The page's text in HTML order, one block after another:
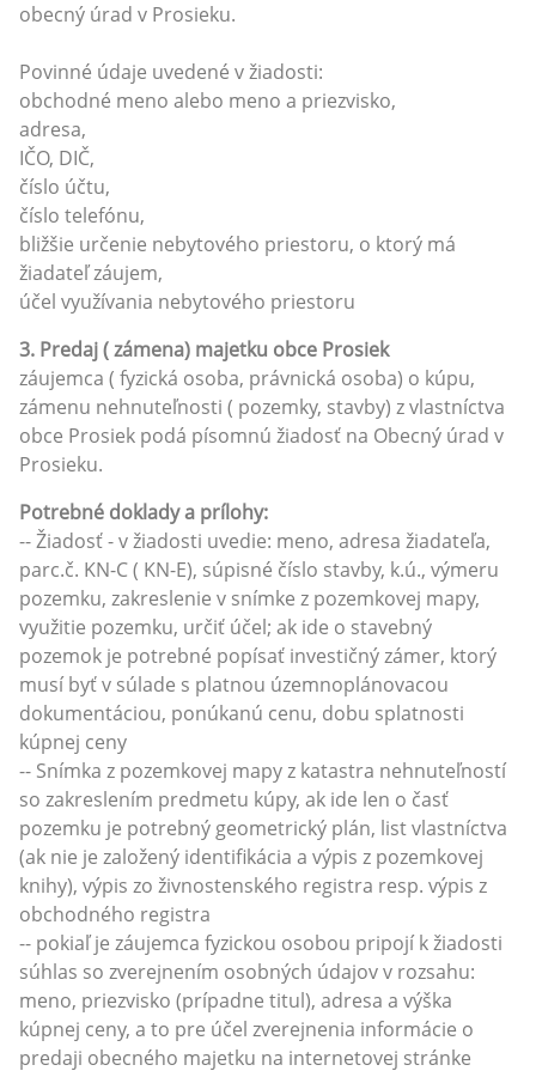
obecný úrad v Prosieku.
Povinné údaje uvedené v žiadosti:
obchodné meno alebo meno a priezvisko,
adresa,
IČO, DIČ,
číslo účtu,
číslo telefónu,
bližšie určenie nebytového priestoru, o ktorý má
žiadateľ záujem,
účel využívania nebytového priestoru
3. Predaj ( zámena) majetku obce Prosiek
záujemca ( fyzická osoba, právnická osoba) o kúpu,
zámenu nehnuteľnosti ( pozemky, stavby) z vlastníctva
obce Prosiek podá písomnú žiadosť na Obecný úrad v
Prosieku.
Potrebné doklady a prílohy:
-- Žiadosť - v žiadosti uvedie: meno, adresa žiadateľa,
parc.č. KN-C ( KN-E), súpisné číslo stavby, k.ú., výmeru
pozemku, zakreslenie v snímke z pozemkovej mapy,
využitie pozemku, určiť účel; ak ide o stavebný
pozemok je potrebné popísať investičný zámer, ktorý
musí byť v súlade s platnou územnoplánovacou
dokumentáciou, ponúkanú cenu, dobu splatnosti
kúpnej ceny
-- Snímka z pozemkovej mapy z katastra nehnuteľností
so zakreslením predmetu kúpy, ak ide len o časť
pozemku je potrebný geometrický plán, list vlastníctva
(ak nie je založený identifikácia a výpis z pozemkovej
knihy), výpis zo živnostenského registra resp. výpis z
obchodného registra
-- pokiaľ je záujemca fyzickou osobou pripojí k žiadosti
súhlas so zverejnením osobných údajov v rozsahu:
meno, priezvisko (prípadne titul), adresa a výška
kúpnej ceny, a to pre účel zverejnenia informácie o
predaji obecného majetku na internetovej stránke